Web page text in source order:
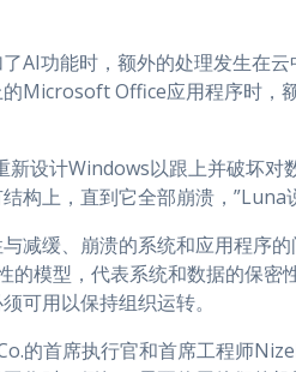
AI功能时，额外的处理发生在
Microsoft Office应用程序时，
新设计Windows以跟上并破坏对
构上，直到它全部崩溃，”Luna
减缓、崩溃的系统和应用程序的
的模型，代表系统和数据的保密
可用以保持组织运转。
的首席执行官和首席工程师